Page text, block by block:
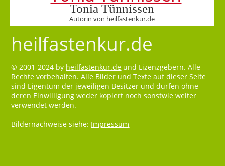
Tonia Tünnissen
Autorin von heilfastenkur.de
heilfastenkur.de
© 2001-2024 by heilfastenkur.de und Lizenzgebern. Alle
Rechte vorbehalten. Alle Bilder und Texte auf dieser Seite
sind Eigentum der jeweiligen Besitzer und dürfen ohne
deren Einwilligung weder kopiert noch sonstwie weiter
verwendet werden.
Bildernachweise siehe: Impressum